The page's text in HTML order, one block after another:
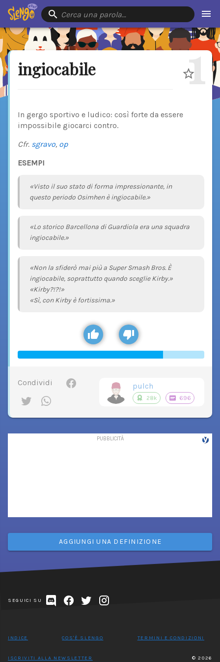
Cerca una parola…
ingiocabile 1
In gergo sportivo e ludico: così forte da essere
impossibile giocarci contro.
Cfr. sgravo, op
ESEMPI
«Visto il suo stato di forma impressionante, in
questo periodo Osimhen è ingiocabile.»
«Lo storico Barcellona di Guardiola era una squadra
ingiocabile.»
«Non la sfiderò mai più a Super Smash Bros. È
ingiocabile, soprattutto quando sceglie Kirby.»
«Kirby?!?!»
«Sì, con Kirby è fortissima.»
Condividi pulch
28k 696
AGGIUNGI UNA DEFINIZIONE
SEGUICI SU
INDICE COS'È SLENGO TERMINI E CONDIZIONI
ISCRIVITI ALLA NEWSLETTER © 2026